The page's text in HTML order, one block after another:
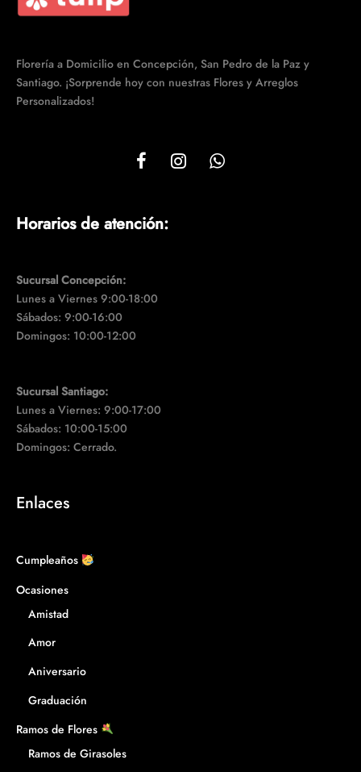
Florería a Domicilio en Concepción, San Pedro de la Paz y
Santiago. ¡Sorprende hoy con nuestras Flores y Arreglos
Personalizados!
Horarios de atención:
Sucursal Concepción:
Lunes a Viernes 9:00-18:00
Sábados: 9:00-16:00
Domingos: 10:00-12:00
Sucursal Santiago:
Lunes a Viernes: 9:00-17:00
Sábados: 10:00-15:00
Domingos: Cerrado.
Enlaces
Cumpleaños
Ocasiones
Amistad
Amor
Aniversario
Graduación
Ramos de Flores
Ramos de Girasoles